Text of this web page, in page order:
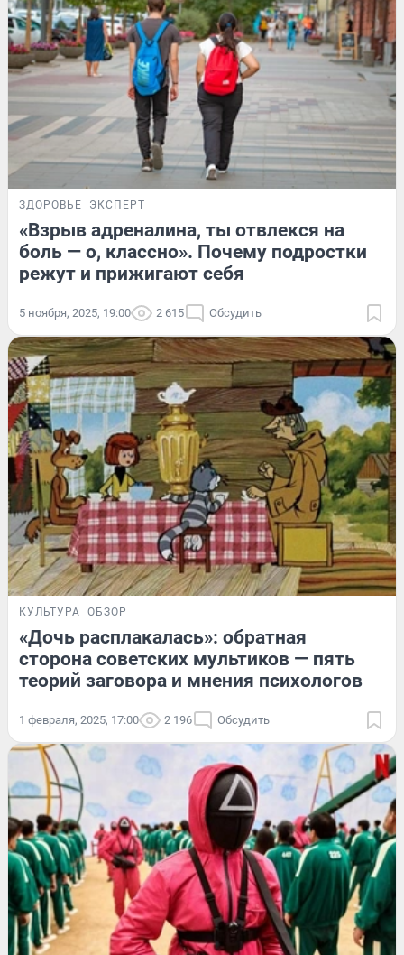
ЗДОРОВЬЕ ЭКСПЕРТ
«Взрыв адреналина, ты отвлекся на
боль — о, классно». Почему подростки
режут и прижигают себя
5 ноября, 2025, 19:00 2 615 Обсудить
КУЛЬТУРА ОБЗОР
«Дочь расплакалась»: обратная
сторона советских мультиков — пять
теорий заговора и мнения психологов
1 февраля, 2025, 17:00 2 196 Обсудить